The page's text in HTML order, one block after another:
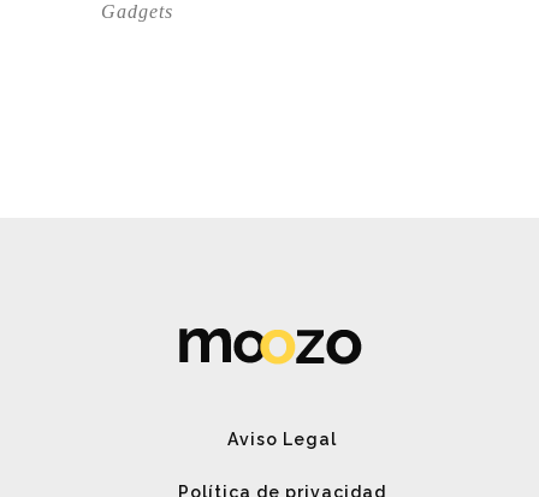
Gadgets
Aviso Legal
Política de privacidad